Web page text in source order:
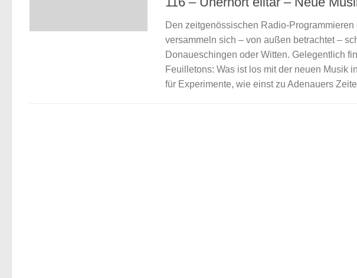
Den zeitgenössischen Radio-
versammeln sich – von außen betrachtet –
Donaueschingen oder Witten. Gelegentlich
Feuilletons: Was ist los mit der neuen Musik
für Experimente, wie einst zu Adenauers